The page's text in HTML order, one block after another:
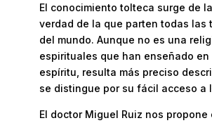
El conocimiento tolteca surge de
verdad de la que parten todas
del mundo. Aunque no es una
espirituales que han enseñado
espíritu, resulta más preciso
se distingue por su fácil acceso a
El doctor Miguel Ruiz nos